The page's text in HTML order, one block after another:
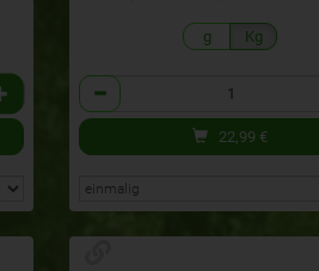
g Kg
Anzahl
22,99 €